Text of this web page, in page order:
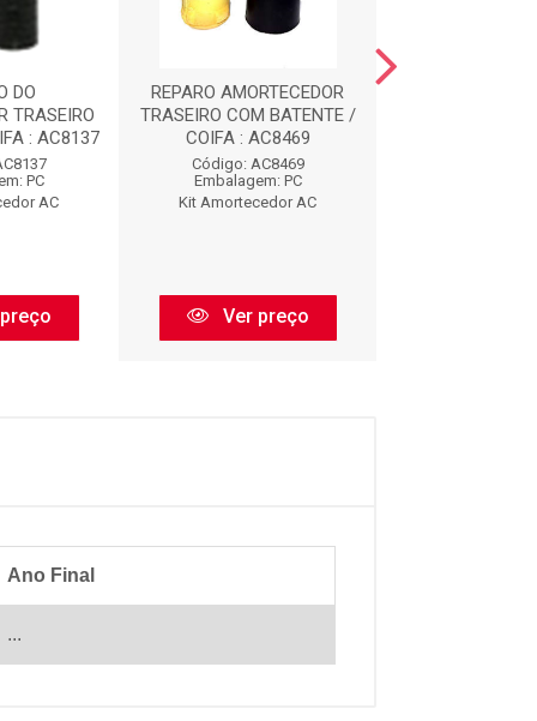
DO
TRASEIRO
: AC8137
PC
AC
REPARO AMORTECEDOR
TRASEIRO COM BATENTE /
COIFA : AC8469
Código: AC8469
Embalagem: PC
Kit Amortecedor AC
Ver preço
Ano Final
...